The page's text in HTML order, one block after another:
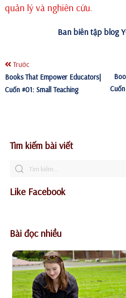
quản lý và nghiên cứu.
Ban biên tập blog
Trước
Books That Empower Educators|
Cuốn #01: Small Teaching
Tìm kiếm bài viết
Like Facebook
Bài đọc nhiều